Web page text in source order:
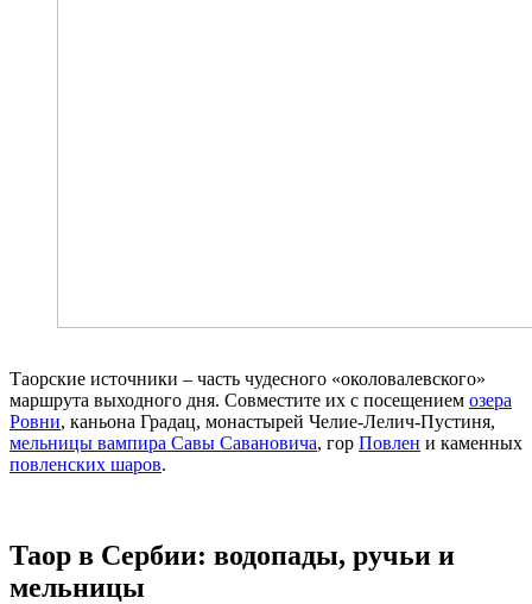
Таорские источники – часть чудесного «околовалевского»
маршрута выходного дня. Совместите их с посещением озера
Ровни, каньона Градац, монастырей Челие-Лелич-Пустиня,
мельницы вампира Савы Савановича, гор Повлен и каменных
повленских шаров.
Таор в Сербии: водопады, ручьи и
мельницы